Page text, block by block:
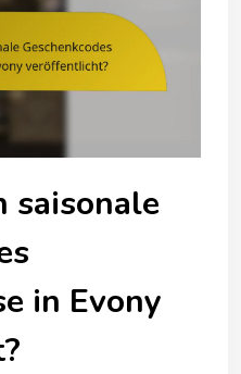
saisonale
in Evony